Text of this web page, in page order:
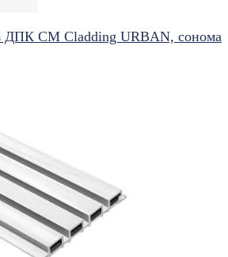
ДПК CM Cladding URBAN, сонома